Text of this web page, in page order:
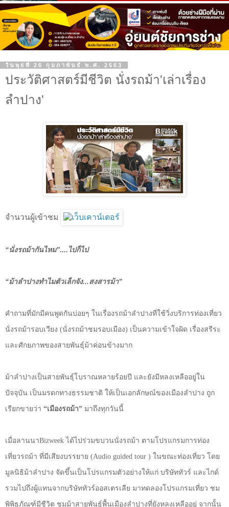
วันพุธที่ 26 กุมภาพันธ์ พ.ศ. 2563
ประวัติศาสตร์มีชีวิต นั่งรถม้า'เล่าเรื่อง
ลำปาง'
จำนวนผู้เข้าชม
“นั่งรถม้ากันไหม”....ไปก็ไป
“ม้าลำปางทำไมตัวเล็กจัง...สงสารม้า”
คำถามที่มักมีคนพูดกันบ่อยๆ ในเรื่องรถม้าลำปางที่ใช้วิ่งบริการท่องเที่ยว
นั่งรถม้ารอบเวียง (นั่งรถม้าชมรอบเมือง) เป็นความเข้าใจผิด เรื่องสรีระ
และศักยภาพของสายพันธุ์ม้าค่อนข้างมาก
ม้าลำปางเป็นสายพันธุ์ โบราณหลายร้อยปี และยังมีหลงเหลืออยู่ใน
ปัจจุบัน เป็นมรดกทางธรรมชาติ ให้เป็นเอกลักษณ์ของเมืองลำปาง ถูก
เรียกขายว่า “เมืองรถม้า” มาถึงทุกวันนี้
เมื่อลานนาBizweek ได้ไปร่วมขบวนนั่งรถม้า ตามโปรแกรมการท่อง
เที่ยวรถม้า ที่มีเสียงบรรยาย (Audio guided tour ) ในขณะท่องเที่ยว โดย
มูลนิธิม้าลำปาง จัดขึ้นเป็นโปรแกรมตัวอย่างให้แก่ บริษัททัวร์ และไกด์
รวมไปถึงผู้แทนจากบริษัททัวร์ออสเตรเลีย มาทดลองโปรแกรมเที่ยว ชม
พิพิธภัณฑ์มีชีวิต ชมม้าสายพันธุ์พื้นเมืองลำปางที่ยังหลงเหลืออยู่ จากนั้น